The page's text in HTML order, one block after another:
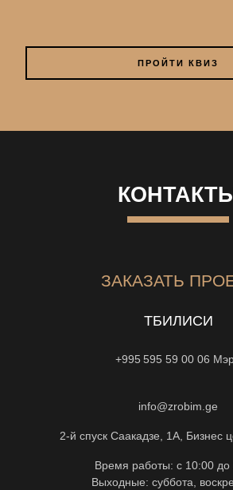
ПРОЙТИ КВИЗ
ЗАКАЗАТЬ
ТБИЛИСИ
+995 595 59 00 06
info@zrobim.ge
2-й спуск Саакадзе, 1А, Бизнес
Время работы: с 10:00 до
Выходные: суббота,